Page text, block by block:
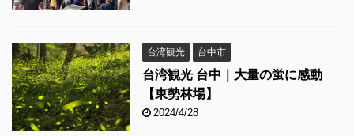
台湾観光 台中市
台湾観光 台中｜大量の蛍に感動
【東勢林場】
2024/4/28